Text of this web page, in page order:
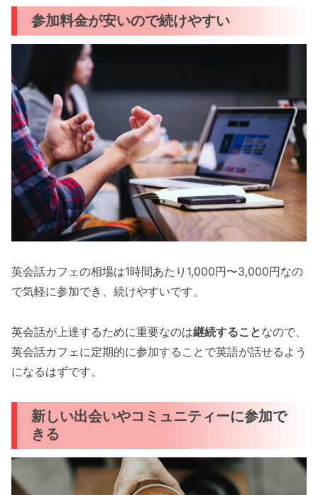
参加料金が安いので続けやすい
英会話カフェの相場は1時間あたり1,000円〜3,000円なの
で気軽に参加でき、続けやすいです。
英会話が上達するために重要なのは継続することなので、
英会話カフェに定期的に参加することで英語が話せるよう
になるはずです。
新しい出会いやコミュニティーに参加で
きる